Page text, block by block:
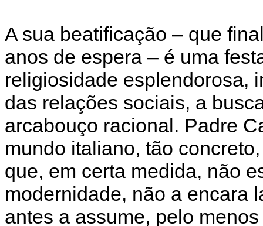
A sua beatificação – que
anos de espera – é uma
religiosidade esplendorosa,
das relações sociais, a
arcabouço racional. Padre
mundo italiano, tão
que, em certa medida, não
modernidade, não a encara
antes a assume, pelo